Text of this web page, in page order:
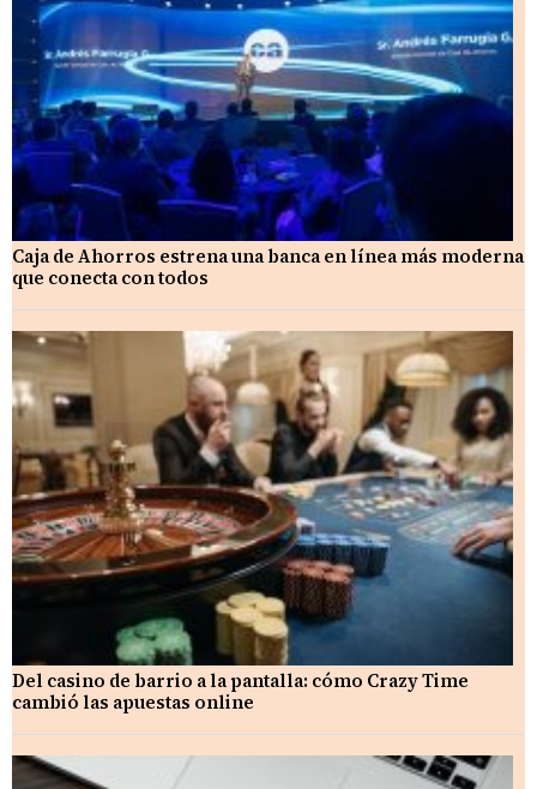
Caja de Ahorros estrena una banca en línea más moderna
que conecta con todos
Del casino de barrio a la pantalla: cómo Crazy Time
cambió las apuestas online